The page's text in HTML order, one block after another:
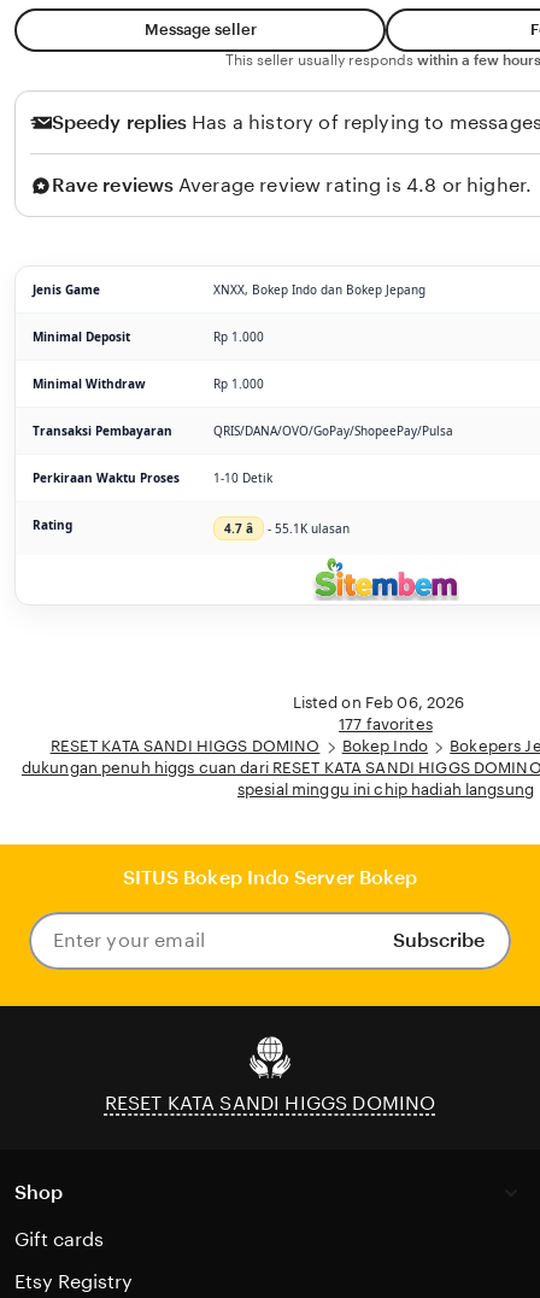
Message seller
This seller usually responds within a few
Speedy replies Has a history of replying to
Rave reviews Average review rating is 4.8 or higher.
Jenis Game XNXX, Bokep Indo dan Bokep Jepang
Minimal Deposit Rp 1.000
Minimal Withdraw Rp 1.000
Transaksi Pembayaran QRIS/DANA/OVO/GoPay/ShopeePay/Pulsa
Perkiraan Waktu Proses 1-10 Detik
Rating 4.7 â­ - 55.1K ulasan
Listed on Feb 06, 2026
177 favorites
RESET KATA SANDI HIGGS DOMINO
Bokep Indo
Bokepers
dukungan penuh higgs cuan dari RESET KATA SANDI HIGGS
spesial minggu ini chip hadiah langsung
SITUS Bokep Indo Server Bokep
Enter
your
Subscribe
RESET KATA SANDI HIGGS DOMINO
Shop
Gift cards
Etsy Registry